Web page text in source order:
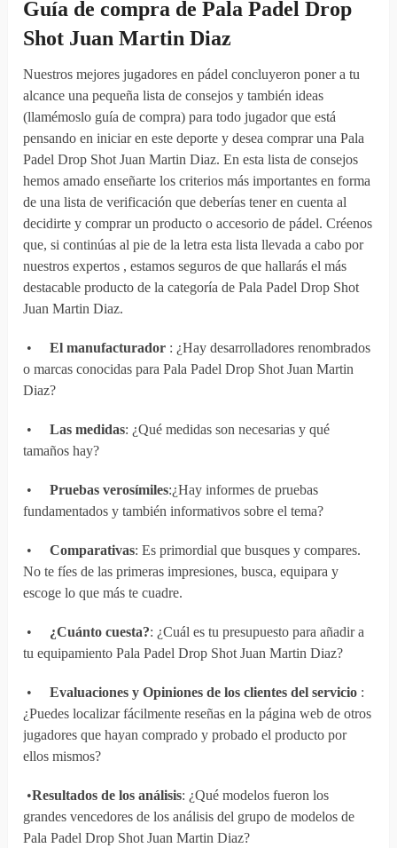
Guía de compra de Pala Padel Drop
Shot Juan Martin Diaz
Nuestros mejores jugadores en pádel concluyeron poner a tu
alcance una pequeña lista de consejos y también ideas
(llamémoslo guía de compra) para todo jugador que está
pensando en iniciar en este deporte y desea comprar una Pala
Padel Drop Shot Juan Martin Diaz. En esta lista de consejos
hemos amado enseñarte los criterios más importantes en forma
de una lista de verificación que deberías tener en cuenta al
decidirte y comprar un producto o accesorio de pádel. Créenos
que, si continúas al pie de la letra esta lista llevada a cabo por
nuestros expertos , estamos seguros de que hallarás el más
destacable producto de la categoría de Pala Padel Drop Shot
Juan Martin Diaz.
•El manufacturador : ¿Hay desarrolladores renombrados
o marcas conocidas para Pala Padel Drop Shot Juan Martin
Diaz?
•Las medidas: ¿Qué medidas son necesarias y qué
tamaños hay?
• Pruebas verosímiles:¿Hay informes de pruebas
fundamentados y también informativos sobre el tema?
•Comparativas: Es primordial que busques y compares.
No te fíes de las primeras impresiones, busca, equipara y
escoge lo que más te cuadre.
• ¿Cuánto cuesta?: ¿Cuál es tu presupuesto para añadir a
tu equipamiento Pala Padel Drop Shot Juan Martin Diaz?
•Evaluaciones y Opiniones de los clientes del servicio :
¿Puedes localizar fácilmente reseñas en la página web de otros
jugadores que hayan comprado y probado el producto por
ellos mismos?
•Resultados de los análisis: ¿Qué modelos fueron los
grandes vencedores de los análisis del grupo de modelos de
Pala Padel Drop Shot Juan Martin Diaz?